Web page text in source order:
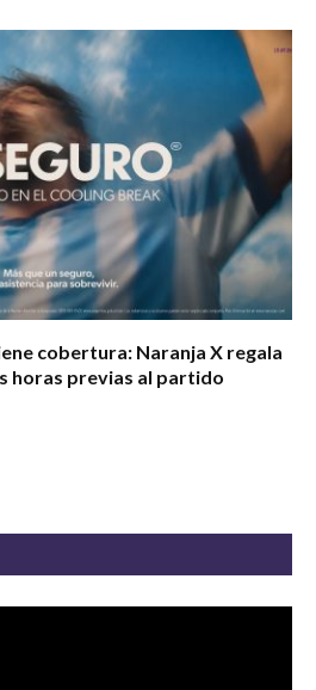
cobertura: Naranja X regala
horas previas al partido